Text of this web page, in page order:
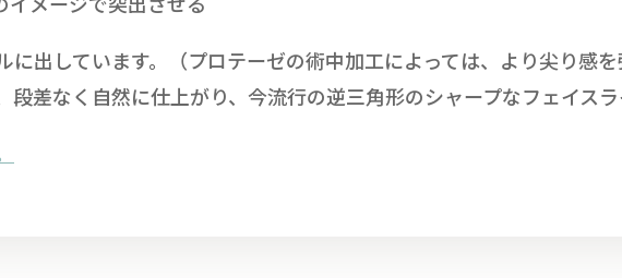
に出しています。（プロテーゼの術中加工によっては、より尖り感
差なく自然に仕上がり、今流行の逆三角形のシャープなフェイスラ